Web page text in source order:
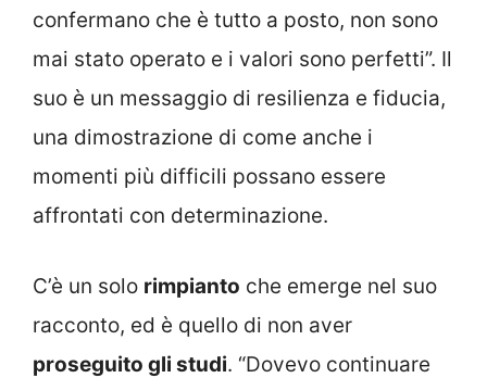
confermano che è tutto a posto, non sono
mai stato operato e i valori sono perfetti”. Il
suo è un messaggio di resilienza e fiducia,
una dimostrazione di come anche i
momenti più difficili possano essere
affrontati con determinazione.
C’è un solo rimpianto che emerge nel suo
racconto, ed è quello di non aver
proseguito gli studi. “Dovevo continuare